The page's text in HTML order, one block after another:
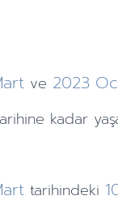
ve 2023
kadar
tarihindeki